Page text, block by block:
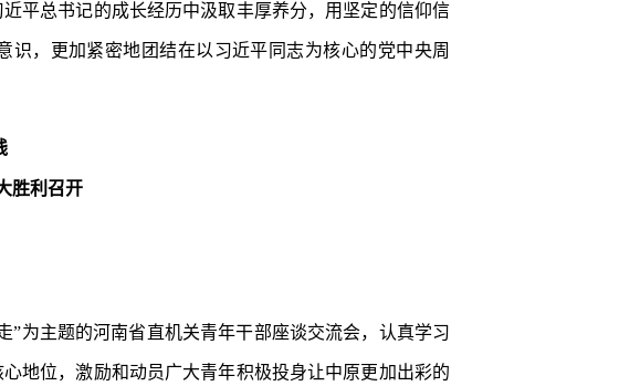
平总书记的成长经历中汲取丰厚养分，用坚定的信仰信
识，更加紧密地团结在以习近平同志为核心的党中央周
胜利召开
”为主题的河南省直机关青年干部座谈交流会，认真学习
地位，激励和动员广大青年积极投身让中原更加出彩的